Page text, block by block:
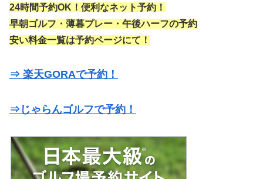
24時間予約OK！便利なネット予約！
早朝ゴルフ・薄暮プレー・午後ハーフの予約
安い料金一覧は予約ページにて！
⇒ 楽天GORAで予約！
⇒じゃらんゴルフで予約！